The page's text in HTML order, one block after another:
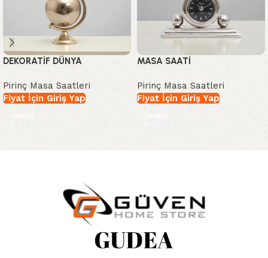
DEKORATİF DÜNYA
Pirinç Masa Saatleri
Fiyat İçin Giriş Yap
İncele
MASA SAATİ
Pirinç Masa Saatleri
Fiyat İçin Giriş Yap
İncele
Read More